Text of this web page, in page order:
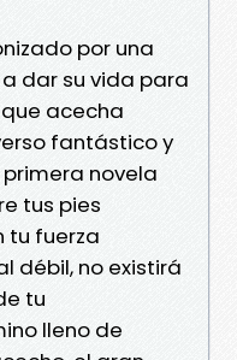
por una
dar su vida para
acecha
fantástico y
novela
tus pies
tu fuerza
débil, no existirá
tu
lleno de